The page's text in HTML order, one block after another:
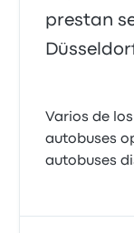
prestan
Varios de
autobuses
autobuses